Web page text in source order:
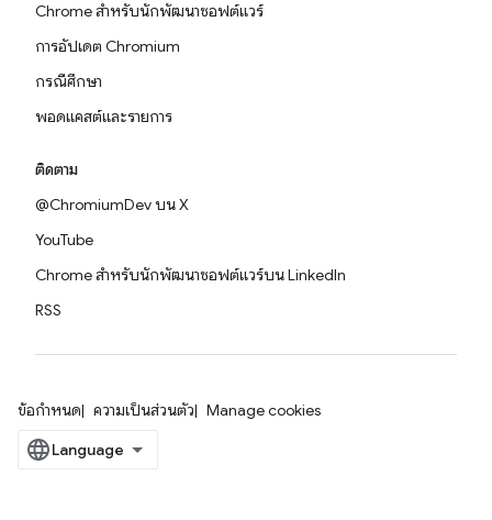
Chrome สำหรับนักพัฒนาซอฟต์แวร์
การอัปเดต Chromium
กรณีศึกษา
พอดแคสต์และรายการ
ติดตาม
@ChromiumDev บน X
YouTube
Chrome สำหรับนักพัฒนาซอฟต์แวร์บน LinkedIn
RSS
ข้อกำหนด ความเป็นส่วนตัว Manage cookies